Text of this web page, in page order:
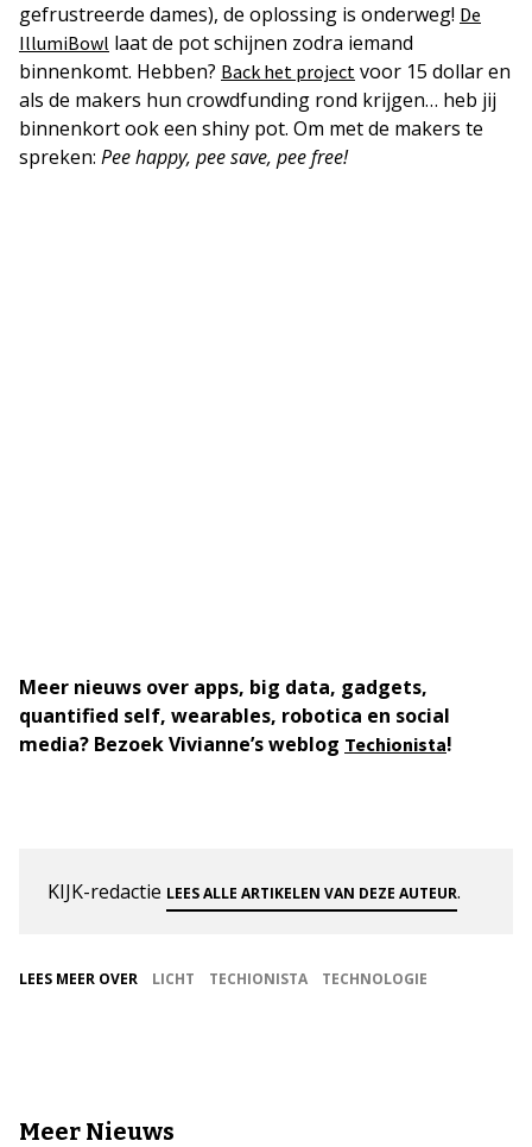
gefrustreerde dames), de oplossing is onderweg! De
IllumiBowl laat de pot schijnen zodra iemand
binnenkomt. Hebben? Back het project voor 15 dollar en
als de makers hun crowdfunding rond krijgen… heb jij
binnenkort ook een shiny pot. Om met de makers te
spreken: Pee happy, pee save, pee free!
Meer nieuws over apps, big data, gadgets,
quantified self, wearables, robotica en social
media? Bezoek Vivianne’s weblog Techionista!
KIJK-redactie LEES ALLE ARTIKELEN VAN DEZE AUTEUR.
LEES MEER OVER LICHT TECHIONISTA TECHNOLOGIE
Meer Nieuws